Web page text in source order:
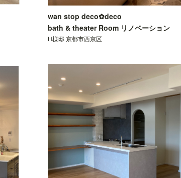
wan stop deco✿deco
bath & theater Room リノベーション
H様邸 京都市西京区